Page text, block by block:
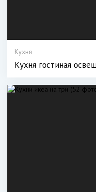
Кухня
Кухня гостиная